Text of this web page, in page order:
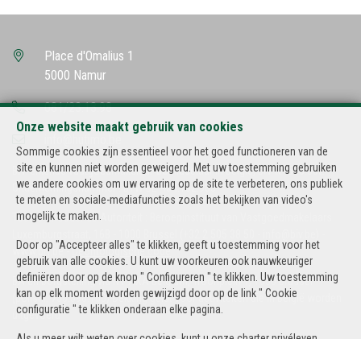
Onze website maakt gebruik van cookies
Sommige cookies zijn essentieel voor het goed functioneren van de
site en kunnen niet worden geweigerd. Met uw toestemming gebruiken
we andere cookies om uw ervaring op de site te verbeteren, ons publiek
te meten en sociale-mediafuncties zoals het bekijken van video's
mogelijk te maken.
Door op "Accepteer alles" te klikken, geeft u toestemming voor het
gebruik van alle cookies. U kunt uw voorkeuren ook nauwkeuriger
definiëren door op de knop " Configureren " te klikken. Uw toestemming
kan op elk moment worden gewijzigd door op de link " Cookie
configuratie " te klikken onderaan elke pagina.
Place d'Omalius 1
5000 Namur
081/23.13.98
BIV-erkende vastgoedmakelaar-bemiddelaar in België, BIV N° 500.502
Ondernemingsnummer : BTW BE-434.182.985
Toezichthoudende Autoriteit : Beroepinstituut van Vastgoedmakelaars
www.biv.be-Deontologische code
BA en borgstelling via NV AXA Belgium, Troonplein 1, 1000 Brussel
(polisnr. 730.390.160) Dekking geldt voor activiteiten die in België worden
uitgevoerd